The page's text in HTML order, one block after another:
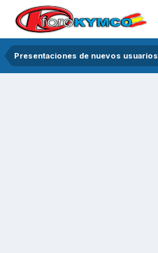
Presentaciones de nuevos usuarios